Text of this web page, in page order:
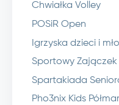
Chwiałka Volley
POSiR Open
Igrzyska dzieci i
Sportowy Zajączek
Spartakiada
Pho3nix Kids